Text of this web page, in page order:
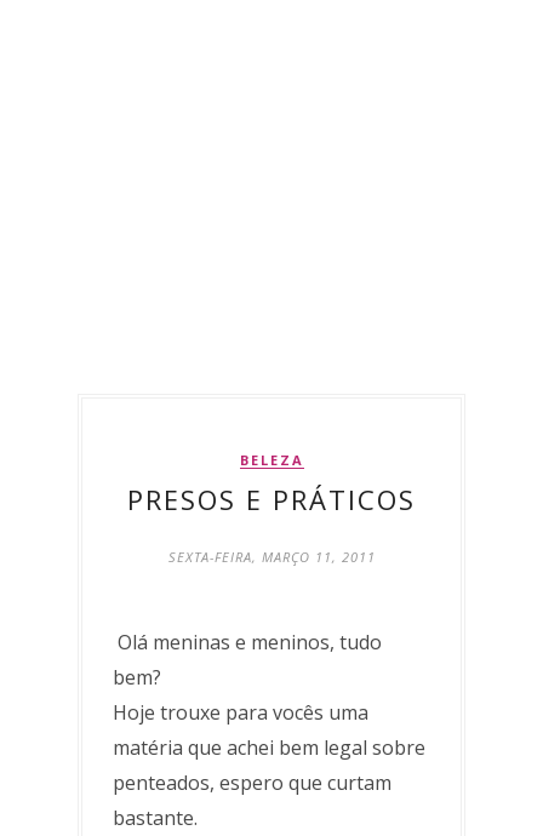
BELEZA
PRESOS E PRÁTICOS
SEXTA-FEIRA, MARÇO 11, 2011
Olá meninas e meninos, tudo
bem?
Hoje trouxe para vocês uma
matéria que achei bem legal sobre
penteados, espero que curtam
bastante.